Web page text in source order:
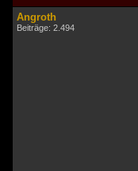
Angroth
Beiträge: 2.494